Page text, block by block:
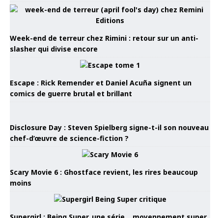
Week-end de terreur chez Rimini : retour sur un anti-
slasher qui divise encore
Escape : Rick Remender et Daniel Acuña signent un
comics de guerre brutal et brillant
Disclosure Day : Steven Spielberg signe-t-il son nouveau
chef-d’œuvre de science-fiction ?
Scary Movie 6 : Ghostface revient, les rires beaucoup
moins